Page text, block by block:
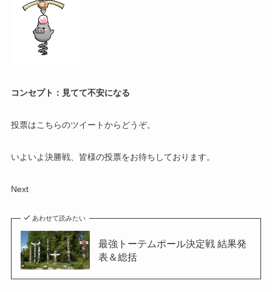
コンセプト：見てて不安になる
投票はこちらのツイートからどうぞ。
いよいよ決勝戦、皆様の投票をお待ちしております。
Next
あわせて読みたい
最強トーテムポール決定戦 結果発
表＆総括